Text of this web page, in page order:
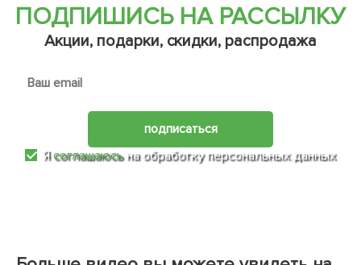
ПОДПИШИСЬ НА РАССЫЛКУ
Акции, подарки, скидки, распродажа
подписаться
Ясоглашаюсьна обработку персональных данных